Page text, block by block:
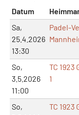
Datum
Sa,
25.4.2026
13:30
Padel-
So,
3.5.2026
11:00
TC 1923
1
So,
TC 1923